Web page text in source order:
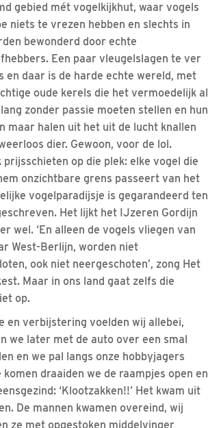
gebied mét vogelkijkhut, waar vogels
niets te vrezen hebben en slechts in
bewonderd door echte
Een paar vleugelslagen te ver
en daar is de harde echte wereld, met
oude kerels die het vermoedelijk al
zonder passie moeten stellen en hun
maar halen uit het uit de lucht knallen
dier. Gewoon, voor de lol.
prijsschieten op die plek: elke vogel die
onzichtbare grens passeert van het
vogelparadijsje is gegarandeerd ten
Het lijkt het IJzeren Gordijn
wel. ‘En alleen de vogels vliegen van
West-Berlijn, worden niet
ook niet neergeschoten’, zong Het
Maar in ons land gaat zelfs die
op.
en verbijstering voelden wij allebei,
we later met de auto over een smal
en we pal langs onze hobbyjagers
komen draaiden we de raampjes open en
‘Klootzakken!!’ Het kwam uit
De mannen kwamen overeind, wij
ze met opgestoken middelvinger